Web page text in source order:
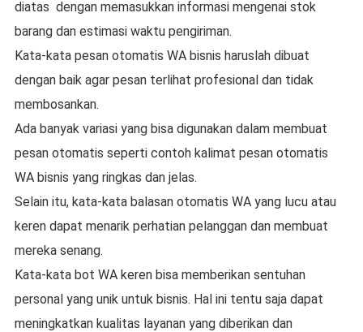
diatas dengan memasukkan informasi mengenai stok
barang dan estimasi waktu pengiriman.
Kata-kata pesan otomatis WA bisnis haruslah dibuat
dengan baik agar pesan terlihat profesional dan tidak
membosankan.
Ada banyak variasi yang bisa digunakan dalam membuat
pesan otomatis seperti contoh kalimat pesan otomatis
WA bisnis yang ringkas dan jelas.
Selain itu, kata-kata balasan otomatis WA yang lucu atau
keren dapat menarik perhatian pelanggan dan membuat
mereka senang.
Kata-kata bot WA keren bisa memberikan sentuhan
personal yang unik untuk bisnis. Hal ini tentu saja dapat
meningkatkan kualitas layanan yang diberikan dan